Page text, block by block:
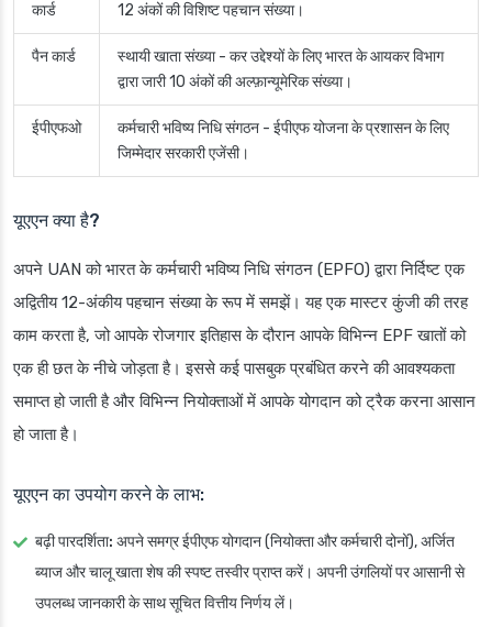
कार्ड
12 अंकों की विशिष्ट पहचान संख्या।
पैन कार्ड स्थायी खाता संख्या- कर उद्देश्यों के लिए भारत के आयकर विभाग
द्वारा जारी 10 अंकों की अल्फ़ान्यूमेरिक संख्या।
ईपीएफओ कर्मचारी भविष्य निधि संगठन - ईपीएफ योजना के प्रशासन के लिए
जिम्मेदार सरकारी एजेंसी।
यूएएन क्या है?
अपने UAN को भारत के कर्मचारी भविष्य निधि संगठन (EPFO) द्वारा निर्दिष्ट एक
अद्वितीय 12-अंकीय पहचान संख्या के रूप में समझें। यह एक मास्टर कुंजी की तरह
काम करता है, जो आपके रोजगार इतिहास के दौरान आपके विभिन्न EPF खातों को
एक ही छत के नीचे जोड़ता है। इससे कई पासबुक प्रबंधित करने की आवश्यकता
समाप्त हो जाती है और विभिन्न नियोक्ताओं में आपके योगदान को ट्रैक करना आसान
हो जाता है।
यूएएन का उपयोग करने के लाभ:
बढ़ी पारदर्शिता: अपने समग्र ईपीएफ योगदान (नियोक्ता और कर्मचारी दोनों), अर्जित
ब्याज और चालू खाता शेष की स्पष्ट तस्वीर प्राप्त करें। अपनी उंगलियों पर आसानी से
उपलब्ध जानकारी के साथ सूचित वित्तीय निर्णय लें।